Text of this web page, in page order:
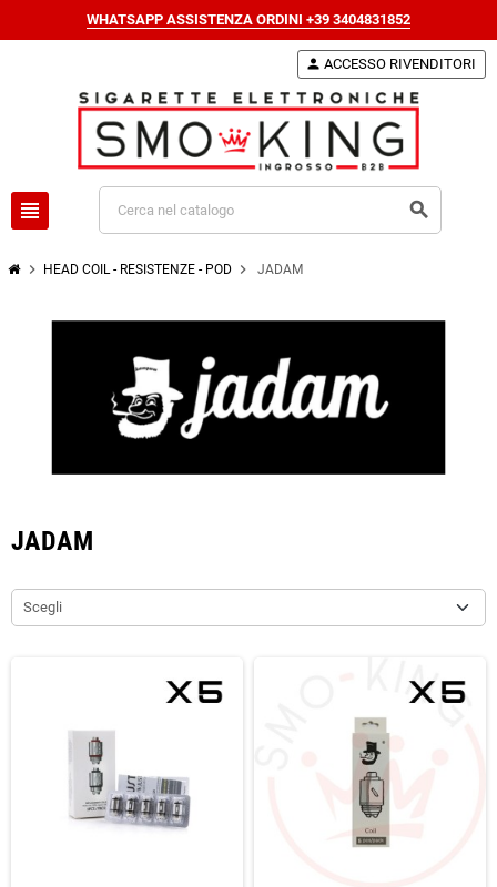
WHATSAPP ASSISTENZA ORDINI +39 3404831852
view_headline search
person ACCESSO RIVENDITORI
chevron_right HEAD COIL - RESISTENZE - POD chevron_right JADAM
JADAM
Scegli